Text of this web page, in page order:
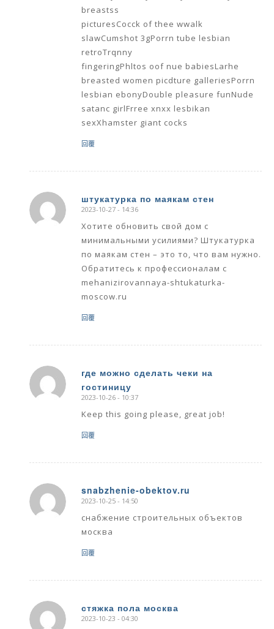
breastss
picturesCocck of thee wwalk
slawCumshot 3gPorrn tube lesbian
retroTrqnny
fingeringPhltos oof nue babiesLarhe
breasted women picdture galleriesPorrn
lesbian ebonyDouble pleasure funNude
satanc girlFrree xnxx lesbikan
sexXhamster giant cocks
回覆
штукатурка по маякам стен
says:
2023-10-27 - 14:36
Хотите обновить свой дом с
минимальными усилиями? Штукатурка
по маякам стен – это то, что вам нужно.
Обратитесь к профессионалам с
mehanizirovannaya-shtukaturka-
moscow.ru
回覆
где можно сделать чеки на
гостиницу
says:
2023-10-26 - 10:37
Keep this going please, great job!
回覆
snabzhenie-obektov.ru
says:
2023-10-25 - 14:50
снабжение строительных объектов
москва
回覆
стяжка пола москва
says:
2023-10-23 - 04:30